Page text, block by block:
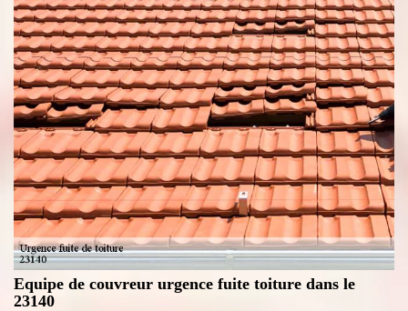
Equipe de couvreur urgence fuite toiture dans le
23140